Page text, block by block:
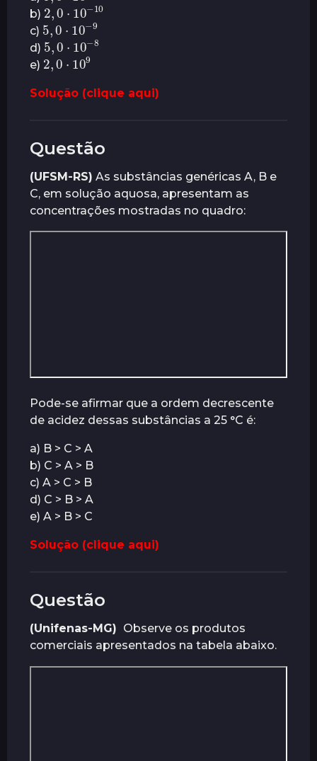
b)
2 ,0 10−
10
c)
5,0 10−
9
d)
5 ,0 ⋅10−
8
e)
2,0 10
Solução (clique aqui)
Questão
(UFSM-RS) As substâncias genéricas A, B e
C, em solução aquosa, apresentam as
concentrações mostradas no quadro:
Pode-se afirmar que a ordem decrescente
de acidez dessas substâncias a 25 °C é:
a) B > C > A
b) C > A > B
c) A > C > B
d) C > B > A
e) A > B > C
Solução (clique aqui)
Questão
(Unifenas-MG) Observe os produtos
comerciais apresentados na tabela abaixo.